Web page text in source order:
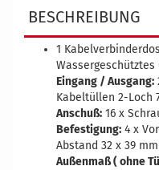
BESCHREIBUNG
1
Eingang / Ausgang:
Kabeltüllen 2-Loch
Anschuß: 16 x
Befestigung: 4 x
Abstand 32 x 39 mm
Außenmaß ( ohne